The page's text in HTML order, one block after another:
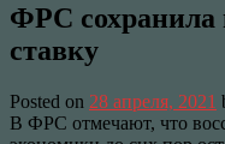
ФРС сохранила
ставку
Posted on 28 апреля, 2021
В ФРС отмечают, что